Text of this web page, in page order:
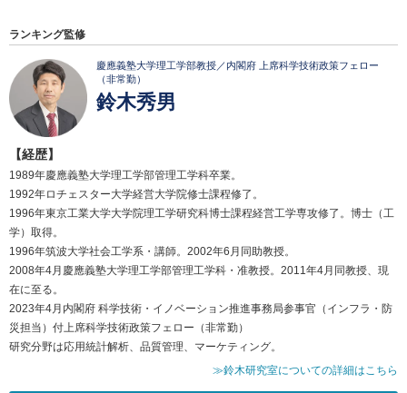
ランキング監修
慶應義塾大学理工学部教授／内閣府 上席科学技術政策フェロー
（非常勤）
鈴木秀男
【経歴】
1989年慶應義塾大学理工学部管理工学科卒業。
1992年ロチェスター大学経営大学院修士課程修了。
1996年東京工業大学大学院理工学研究科博士課程経営工学専攻修了。博士（工
学）取得。
1996年筑波大学社会工学系・講師。2002年6月同助教授。
2008年4月慶應義塾大学理工学部管理工学科・准教授。2011年4月同教授、現
在に至る。
2023年4月内閣府 科学技術・イノベーション推進事務局参事官（インフラ・防
災担当）付上席科学技術政策フェロー（非常勤）
研究分野は応用統計解析、品質管理、マーケティング。
≫鈴木研究室についての詳細はこちら